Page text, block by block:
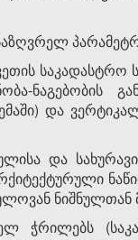
და
და
ნიშნულთან
ჭრილებს